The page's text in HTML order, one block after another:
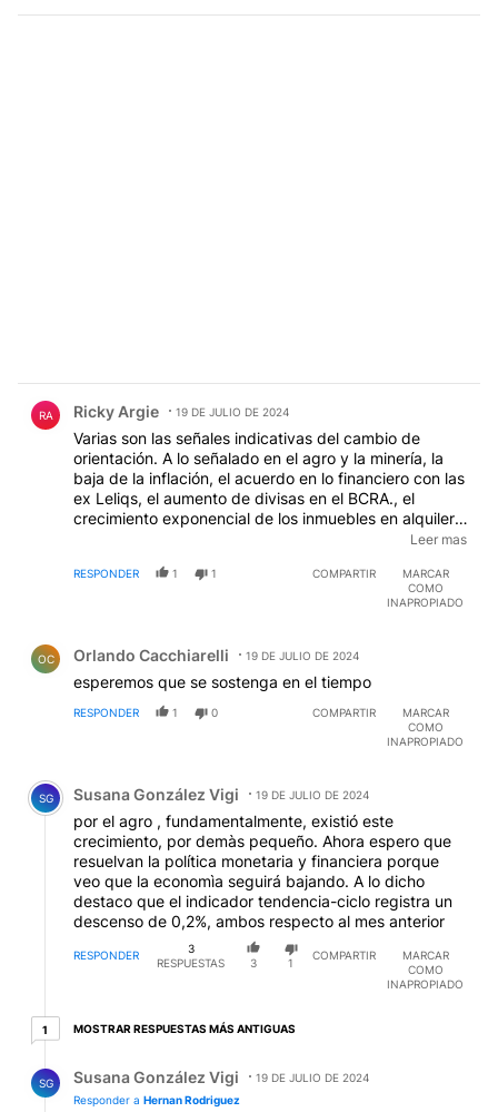
RA Ricky Argie 19 DE JULIO DE 2024
Varias son las señales indicativas del cambio de
orientación. A lo señalado en el agro y la minería, la
baja de la inflación, el acuerdo en lo financiero con las
ex Leliqs, el aumento de divisas en el BCRA., el
crecimiento exponencial de los inmuebles en alquiler y
la no emisión indiscriminada de billetes, se le deberá
reducido) que generará la ley laboral y el impulso en
la compraventa de inmuebles por el blanqueo en
medios, cosa que hoy no sucede y se nota en el
periodismo.
Leer mas
RESPONDER 1 1 COMPARTIR
MARCAR
COMO
INAPROPIADO
OC Orlando Cacchiarelli 19 DE JULIO DE 2024
esperemos que se sostenga en el tiempo
RESPONDER 1 0 COMPARTIR
MARCAR
COMO
INAPROPIADO
Comentario de Susana González Vigi.
SG Susana González Vigi 19 DE JULIO DE 2024
por el agro , fundamentalmente, existió este
crecimiento, por demàs pequeño. Ahora espero que
resuelvan la política monetaria y financiera porque
veo que la economìa seguirá bajando. A lo dicho
destaco que el indicador tendencia-ciclo registra un
descenso de 0,2%, ambos respecto al mes anterior
RESPONDER
3
RESPUESTAS
3 1
COMPARTIR
MARCAR
COMO
INAPROPIADO
11 respuesta más antiguas
MOSTRAR RESPUESTAS MÁS ANTIGUAS
SG Susana González Vigi
19 DE JULIO DE 2024
Responder a Hernan Rodriguez